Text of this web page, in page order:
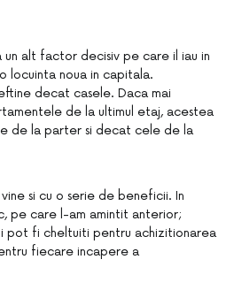
alt factor decisiv pe care il iau in
locuinta noua in capitala.
decat casele. Daca mai
de la ultimul etaj, acestea
de la parter si decat cele de la
si cu o serie de beneficii. In
pe care l-am amintit anterior;
pot fi cheltuiti pentru achizitionarea
fiecare incapere a